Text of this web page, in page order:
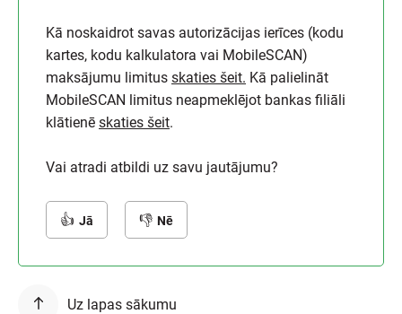
Kā noskaidrot savas autorizācijas ierīces (kodu
kartes, kodu kalkulatora vai MobileSCAN)
maksājumu limitus skaties šeit. Kā palielināt
MobileSCAN limitus neapmeklējot bankas filiāli
klātienē skaties šeit.
Vai atradi atbildi uz savu jautājumu?
Jā Nē
Uz lapas sākumu